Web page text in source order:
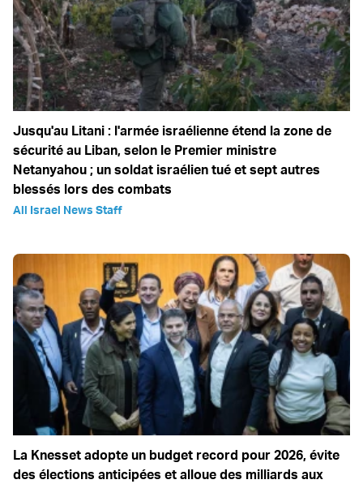
Jusqu'au Litani : l'armée israélienne étend la zone de
sécurité au Liban, selon le Premier ministre
Netanyahou ; un soldat israélien tué et sept autres
blessés lors des combats
All Israel News Staff
La Knesset adopte un budget record pour 2026, évite
des élections anticipées et alloue des milliards aux